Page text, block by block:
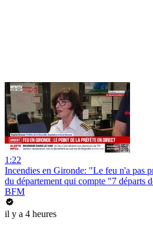
1:22
Incendies en Gironde: "Le feu n'a pas
du département qui compte "7 départs
BFM
il y a 4 heures